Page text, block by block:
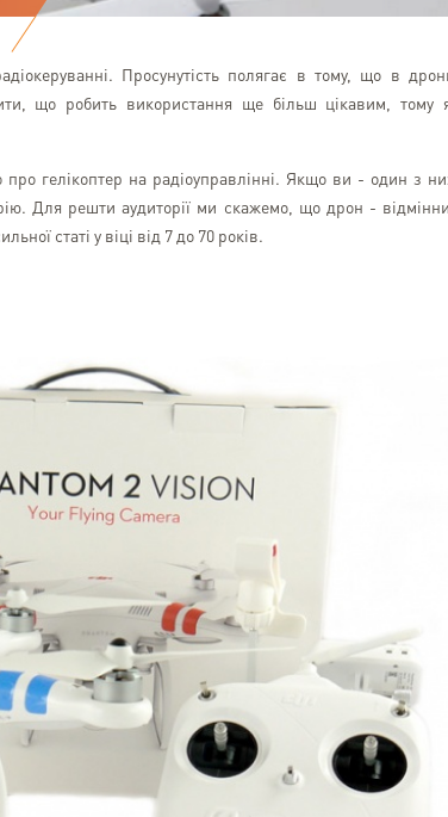
Просунутість полягає в тому, що в
що робить використання ще більш цікавим, тому
гелікоптер на радіоуправлінні. Якщо ви - один з
Для решти аудиторії ми скажемо, що дрон -
статі у віці від 7 до 70 років.